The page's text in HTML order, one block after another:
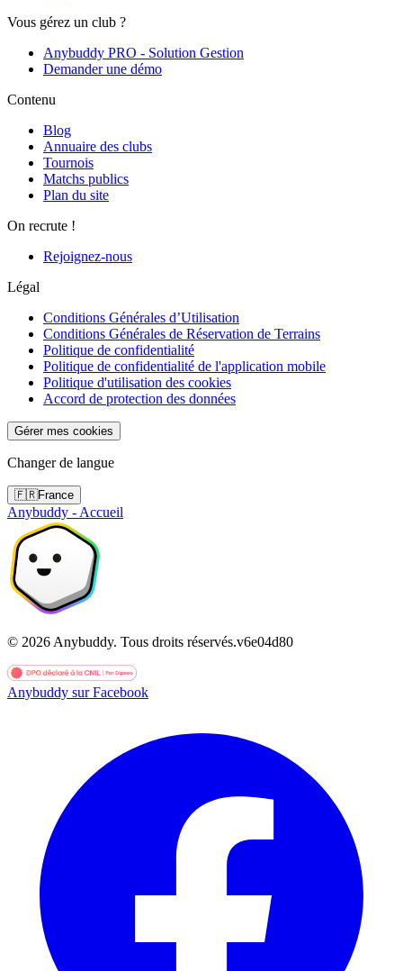
Vous gérez un club ?
Anybuddy PRO - Solution Gestion
Demander une démo
Contenu
Blog
Annuaire des clubs
Tournois
Matchs publics
Plan du site
On recrute !
Rejoignez-nous
Légal
Conditions Générales d’Utilisation
Conditions Générales de Réservation de Terrains
Politique de confidentialité
Politique de confidentialité de l'application mobile
Politique d'utilisation des cookies
Accord de protection des données
Gérer mes cookies
Changer de langue
🇫🇷France
Anybuddy - Accueil
© 2026 Anybuddy. Tous droits réservés.v6e04d80
Anybuddy sur Facebook